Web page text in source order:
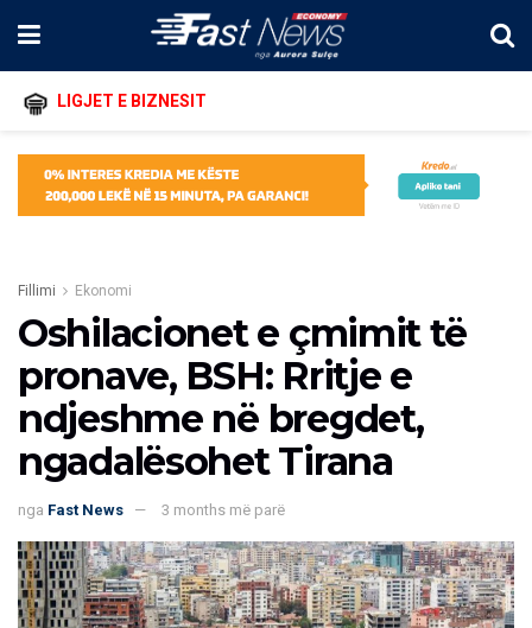
LIGJET E BIZNESIT
Fillimi Ekonomi
Oshilacionet e çmimit të
pronave, BSH: Rritje e
ndjeshme në bregdet,
ngadalësohet Tirana
nga Fast News 3 months më parë